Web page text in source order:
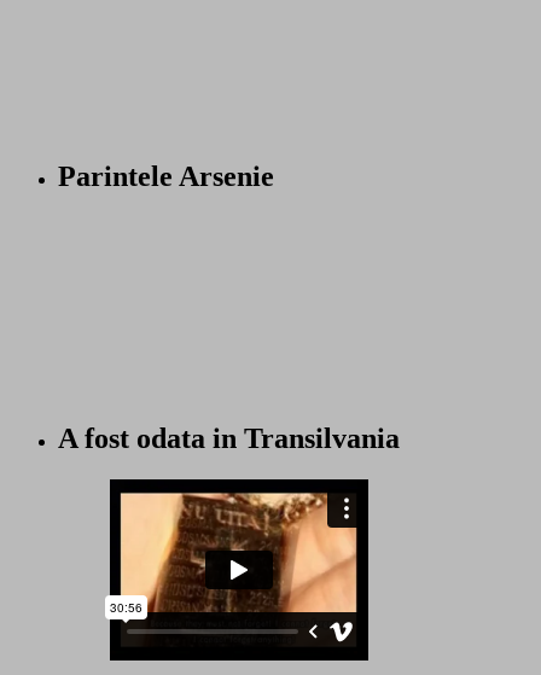
Parintele Arsenie
A fost odata in Transilvania